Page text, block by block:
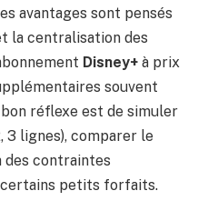
avantages sont pensés
la centralisation des
Disney+ à prix
souvent
réflexe est de simuler
3 lignes), comparer le
des contraintes
certains petits forfaits.